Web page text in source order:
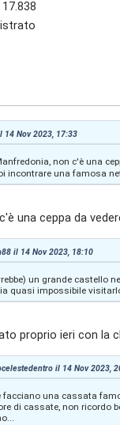
17.838
14 Nov 2023, 17:33
non c'è una
incontrare una famosa
una ceppa da
il 14 Nov 2023, 18:10
un grande castello
quasi impossibile
proprio ieri con la
il 14 Nov 2023,
facciano una cassata
di cassate, non ricordo